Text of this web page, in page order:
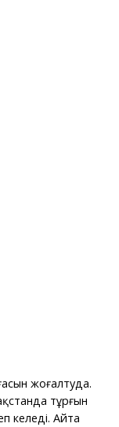
жоғалтуда.
тұрғын
келеді. Айта